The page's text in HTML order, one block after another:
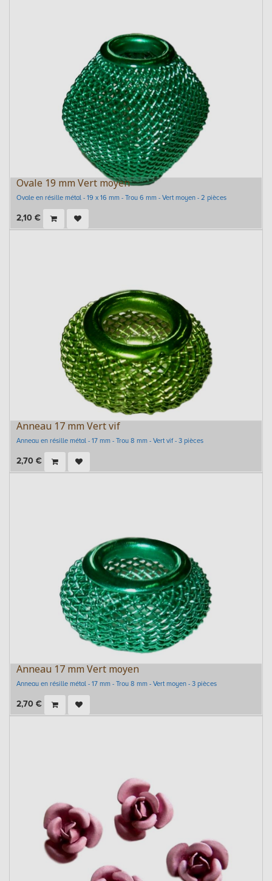
Ovale 19 mm Vert moyen
Ovale en résille métal - 19 x 16 mm - Trou 6 mm - Vert moyen - 2 pièces
2,10 €
Anneau 17 mm Vert vif
Anneau en résille métal - 17 mm - Trou 8 mm - Vert vif - 3 pièces
2,70 €
Anneau 17 mm Vert moyen
Anneau en résille métal - 17 mm - Trou 8 mm - Vert moyen - 3 pièces
2,70 €